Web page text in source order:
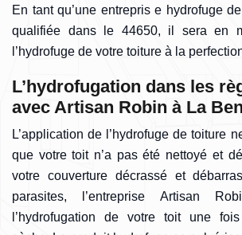
En tant qu’une entrepris e hydrofuge
qualifiée dans le 44650, il sera en
l’hydrofuge de votre toiture à la
L’hydrofugation dans les
avec Artisan Robin à La
L’application de l’hydrofuge de toiture
que votre toit n’a pas été nettoyé et
votre couverture décrassé et
parasites, l’entreprise Artisan
l’hydrofugation de votre toit une